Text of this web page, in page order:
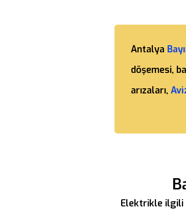
Antalya
döşemesi,
arızaları,
Elektrikle ilgili